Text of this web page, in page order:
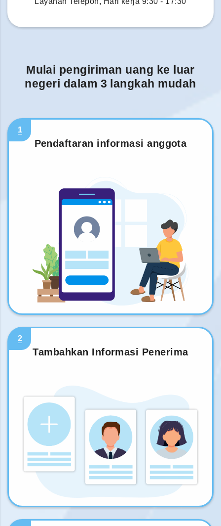
Mulai pengiriman uang ke luar
negeri dalam 3 langkah mudah
1
Pendaftaran informasi anggota
2
Tambahkan Informasi Penerima